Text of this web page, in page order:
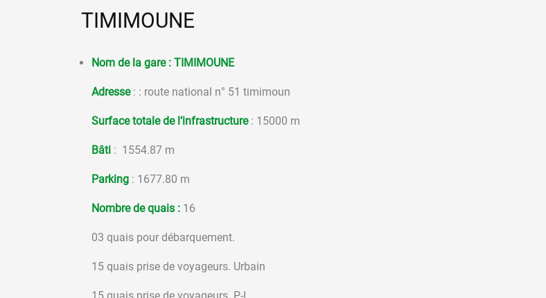
TIMIMOUNE
Nom de la gare : TIMIMOUNE
Adresse : : route national n° 51 timimoun
Surface totale de l’infrastructure: 15000 m
Bâti : 1554.87 m
Parking : 1677.80 m
Nombre de quais : 16
03 quais pour débarquement.
15 quais prise de voyageurs. Urbain